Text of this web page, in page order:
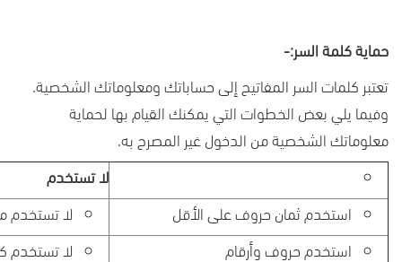
حماية كلمة السر:-
تعتبر كلمات السر المفاتيح إلى حساباتك ومعلوماتك الشخصية.
وفيما يلي بعض الخطوات التي يمكنك القيام بها لحماية
معلوماتك الشخصية من الدخول غير المصرح به.
لا تستخدم
استخدم ثمان حروف على الأقل
لا
استخدم حروف وأرقام
لا تستخدم